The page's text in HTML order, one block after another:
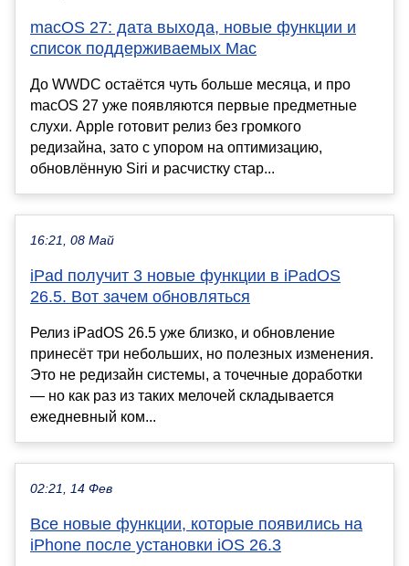
macOS 27: дата выхода, новые функции и
список поддерживаемых Mac
До WWDC остаётся чуть больше месяца, и про
macOS 27 уже появляются первые предметные
слухи. Apple готовит релиз без громкого
редизайна, зато с упором на оптимизацию,
обновлённую Siri и расчистку стар...
16:21, 08 Май
iPad получит 3 новые функции в iPadOS
26.5. Вот зачем обновляться
Релиз iPadOS 26.5 уже близко, и обновление
принесёт три небольших, но полезных изменения.
Это не редизайн системы, а точечные доработки
— но как раз из таких мелочей складывается
ежедневный ком...
02:21, 14 Фев
Все новые функции, которые появились на
iPhone после установки iOS 26.3